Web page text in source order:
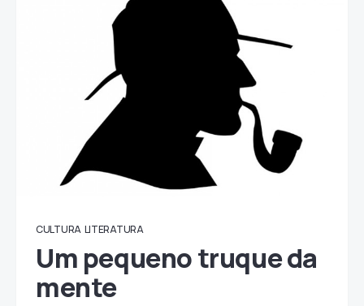
CULTURA LITERATURA
Um pequeno truque da
mente